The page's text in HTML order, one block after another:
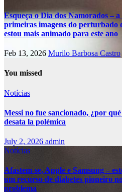
Esqueça o Dia dos Namorados –
primeiras imagens do perturbado
estou mais animado para este ano
Feb 13, 2026 Murilo Barbosa Castro
You missed
Notícias
Messi no fue sancionado, ¿por
desata la polémica
July 2, 2026 admin
Notícias
Afastem-se, Apple e Samsung –
um recurso de diabetes pioneiro
problema